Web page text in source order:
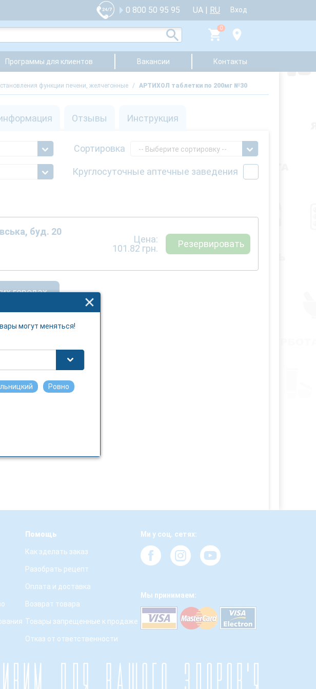
0 800 50 95 95 UA | RU Вход
0
Программы для клиентов Вакансии Контакты
функции печени, желчегонные / АРТИХОЛ таблетки по 200мг №30
Отзывы Инструкция
Сортировка -- Выберите сортировку --
Круглосуточные аптечные заведения
буд. 20
Цена:
101.82 грн. Резервировать
городах
Помощь
Как зделать заказ
Разобрать рецепт
Оплата и доставка
Возврат товара
Товары запрещенные к продаже
Отказ от ответственности
Ми у соц. сетях:
Мы принимаем:
могут меняться!
Ровно